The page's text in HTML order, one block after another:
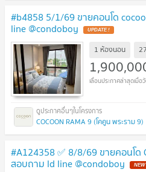
#b4858 5/1/69 ขายคอนโด
line @condoboy UPDATE !
1 ห้องนอน
COCOON RAMA 9 (โคคูน พระราม 9)
#A124358 ✅ 8/8/69 ขายคอนโด
สอบถาม ld line @condoboy